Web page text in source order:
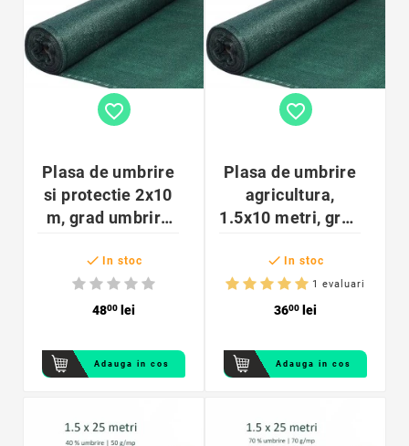
favorite_border
Plasa de umbrire
si protectie 2x10
m, grad umbrire
HDPE 70 g/mp
 In stoc
4800 lei
Adauga in cos
favorite_border
Plasa de umbrire
agricultura,
1.5x10 metri, grad
polietilena
densitate 70 g/mp
 In stoc
1 evaluari
3600 lei
Adauga in cos